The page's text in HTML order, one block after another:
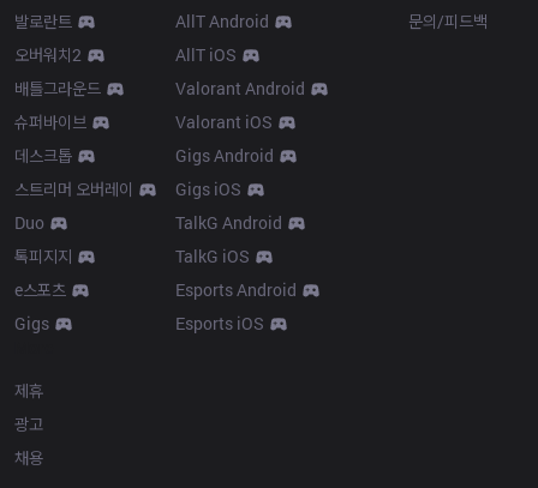
발로란트
오버워치2
배틀그라운드
슈퍼바이브
데스크톱
스트리머 오버레이
Duo
톡피지지
e스포츠
Gigs
AllT Android
AllT iOS
Valorant Android
Valorant iOS
Gigs Android
Gigs iOS
TalkG Android
TalkG iOS
Esports Android
Esports iOS
문의/피드백
제휴
광고
채용